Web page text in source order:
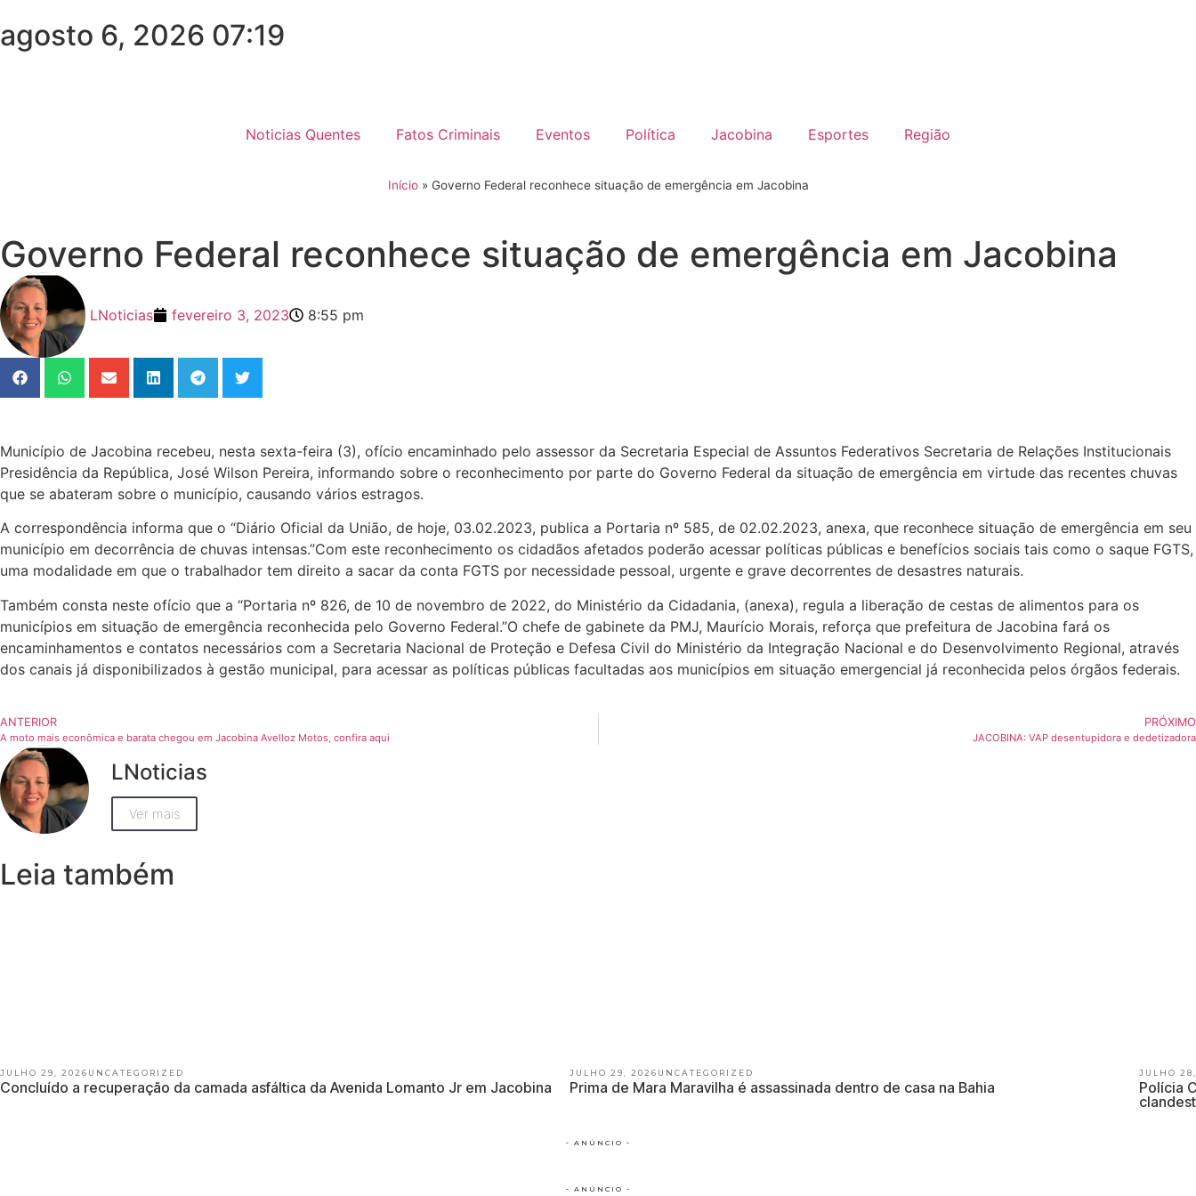
agosto 6, 2026 07:19
Noticias Quentes Fatos Criminais Eventos Política Jacobina Esportes Região
Início» Governo Federal reconhece situação de emergência em Jacobina
Governo Federal reconhece situação de emergência em Jacobina
LNoticias fevereiro 3, 2023 8:55 pm
Município de Jacobina recebeu, nesta sexta-feira (3), ofício encaminhado pelo assessor da Secretaria Especial de Assuntos Federativos Secretaria de Relações Institucionais
Presidência da República, José Wilson Pereira, informando sobre o reconhecimento por parte do Governo Federal da situação de emergência em virtude das recentes chuvas
que se abateram sobre o município, causando vários estragos.
A correspondência informa que o “Diário Oficial da União, de hoje, 03.02.2023, publica a Portaria nº 585, de 02.02.2023, anexa, que reconhece situação de emergência em seu
município em decorrência de chuvas intensas.”Com este reconhecimento os cidadãos afetados poderão acessar políticas públicas e benefícios sociais tais como o saque FGTS,
uma modalidade em que o trabalhador tem direito a sacar da conta FGTS por necessidade pessoal, urgente e grave decorrentes de desastres naturais.
Também consta neste ofício que a “Portaria nº 826, de 10 de novembro de 2022, do Ministério da Cidadania, (anexa), regula a liberação de cestas de alimentos para os
municípios em situação de emergência reconhecida pelo Governo Federal.”O chefe de gabinete da PMJ, Maurício Morais, reforça que prefeitura de Jacobina fará os
encaminhamentos e contatos necessários com a Secretaria Nacional de Proteção e Defesa Civil do Ministério da Integração Nacional e do Desenvolvimento Regional, através
dos canais já disponibilizados à gestão municipal, para acessar as políticas públicas facultadas aos municípios em situação emergencial já reconhecida pelos órgãos federais.
ANTERIOR
A moto mais econômica e barata chegou em Jacobina Avelloz Motos, confira aqui
PRÓXIMO
JACOBINA: VAP desentupidora e dedetizadora
LNoticias
Ver mais
Leia também
JULHO 29, 2026 UNCATEGORIZED
Concluído a recuperação da camada asfáltica da Avenida Lomanto Jr em Jacobina
JULHO 29, 2026 UNCATEGORIZED
Prima de Mara Maravilha é assassinada dentro de casa na Bahia
JULHO
Polícia
- ANÚNCIO -
- ANÚNCIO -